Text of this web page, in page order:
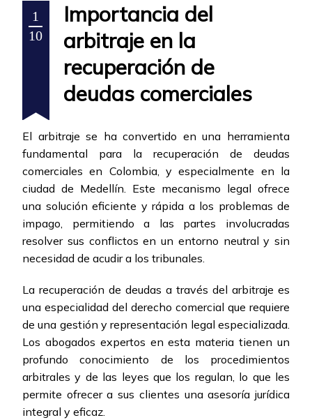
1
10
Importancia del
arbitraje en la
recuperación de
deudas comerciales
El arbitraje se ha convertido en una herramienta
fundamental para la recuperación de deudas
comerciales en Colombia, y especialmente en la
ciudad de Medellín. Este mecanismo legal ofrece
una solución eficiente y rápida a los problemas de
impago, permitiendo a las partes involucradas
resolver sus conflictos en un entorno neutral y sin
necesidad de acudir a los tribunales.
La recuperación de deudas a través del arbitraje es
una especialidad del derecho comercial que requiere
de una gestión y representación legal especializada.
Los abogados expertos en esta materia tienen un
profundo conocimiento de los procedimientos
arbitrales y de las leyes que los regulan, lo que les
permite ofrecer a sus clientes una asesoría jurídica
integral y eficaz.